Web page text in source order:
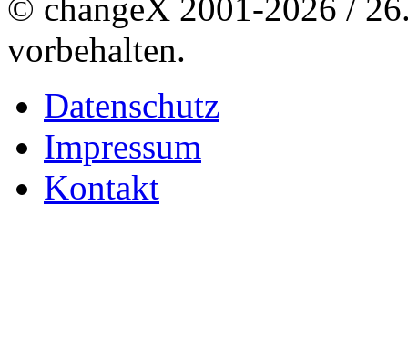
© changeX 2001-2026 /
vorbehalten.
Datenschutz
Impressum
Kontakt